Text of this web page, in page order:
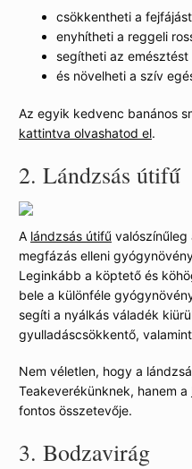
csökkentheti a fejfájást
enyhítheti a reggeli
segítheti az emésztést
és növelheti a szív
Az egyik kedvenc banános
kattintva olvashatod el.
2. Lándzsás útifű
A lándzsás útifű
megfázás elleni
Leginkább a köptető és
bele a különféle
segíti a nyálkás váladék
gyulladáscsökkentő,
Nem véletlen, hogy a
Teakeverékünknek, hanem a
fontos összetevője.
3. Bodzavirág